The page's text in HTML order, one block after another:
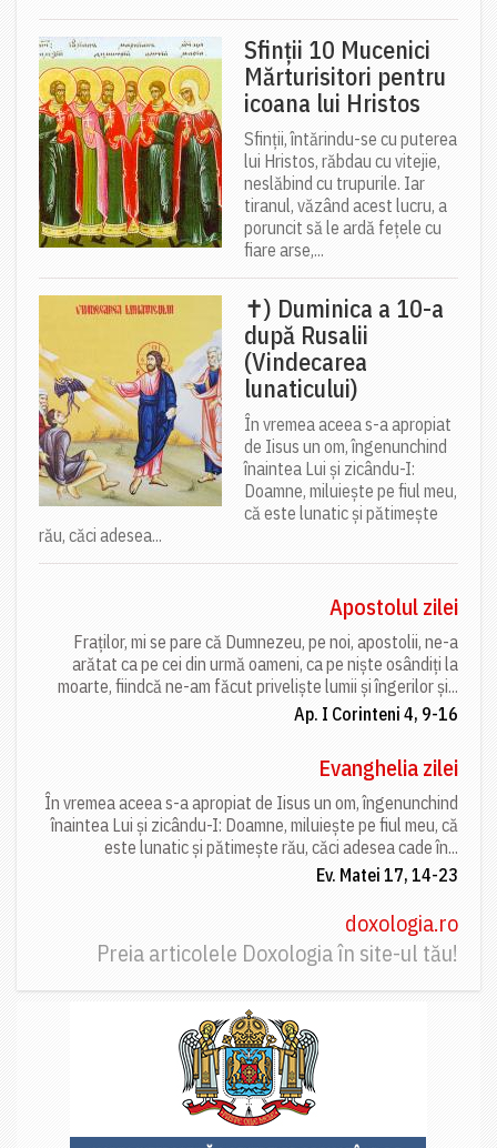
Sfinții 10 Mucenici
Mărturisitori pentru
icoana lui Hristos
Sfinții, întărindu-se cu puterea
lui Hristos, răbdau cu vitejie,
neslăbind cu trupurile. Iar
tiranul, văzând acest lucru, a
poruncit să le ardă fețele cu
fiare arse,...
✝) Duminica a 10-a
după Rusalii
(Vindecarea
lunaticului)
În vremea aceea s-a apropiat
de Iisus un om, îngenunchind
înaintea Lui și zicându-I:
Doamne, miluiește pe fiul meu,
că este lunatic și pătimește
rău, căci adesea...
Apostolul zilei
Fraților, mi se pare că Dumnezeu, pe noi, apostolii, ne-a
arătat ca pe cei din urmă oameni, ca pe niște osândiți la
moarte, fiindcă ne-am făcut priveliște lumii și îngerilor și...
Ap. I Corinteni 4, 9-16
Evanghelia zilei
În vremea aceea s-a apropiat de Iisus un om, îngenunchind
înaintea Lui și zicându-I: Doamne, miluiește pe fiul meu, că
este lunatic și pătimește rău, căci adesea cade în...
Ev. Matei 17, 14-23
doxologia.ro
Preia articolele Doxologia în site-ul tău!